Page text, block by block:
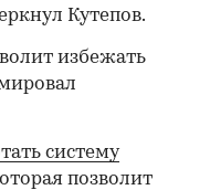
Кутепов.
избежать
систему
позволит